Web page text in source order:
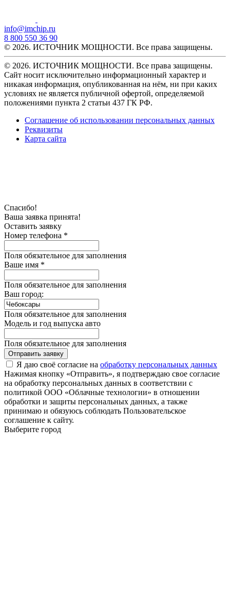
info@imchip.ru
8 800 550 36 90
© 2026. ИСТОЧНИК МОЩНОСТИ. Все права защищены.
© 2026. ИСТОЧНИК МОЩНОСТИ. Все права защищены.
Сайт носит исключительно информационный характер и
никакая информация, опубликованная на нём, ни при каких
условиях не является публичной офертой, определяемой
положениями пункта 2 статьи 437 ГК РФ.
Соглашение об использовании персональных данных
Реквизиты
Карта сайта
Спасибо!
Ваша заявка принята!
Оставить заявку
Номер телефона *
Поля обязательное для заполнения
Ваше имя *
Поля обязательное для заполнения
Ваш город:
Поля обязательное для заполнения
Модель и год выпуска авто
Поля обязательное для заполнения
Отправить заявку
Я даю своё согласие на обработку персональных данных
Нажимая кнопку «Отправить», я подтверждаю свое согласие
на обработку персональных данных в соответствии с
политикой ООО «Облачные технологии» в отношении
обработки и защиты персональных данных, а также
принимаю и обязуюсь соблюдать Пользовательское
соглашение к сайту.
Выберите город